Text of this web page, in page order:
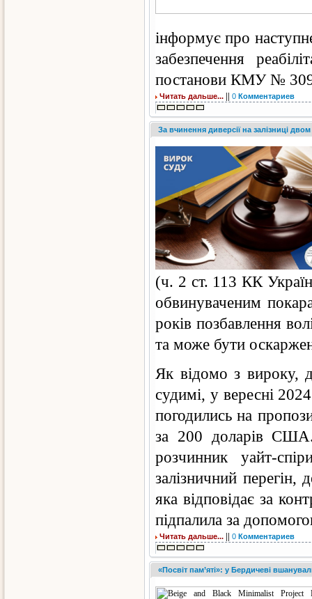
інформує про
забезпечення
постанови КМУ №
Читать дальше... 0 Комментариев
За вчинення диверсії на залізниці
(ч. 2 ст. 113 КК
обвинуваченим
років позбавлення
та може бути
Як відомо з вироку,
судимі, у вересні
погодились на
за 200 доларів
розчинник уайт-
залізничний
яка відповідає за
підпалила за
Читать дальше... 0 Комментариев
«Посвіт пам’яті»: у Бердичеві